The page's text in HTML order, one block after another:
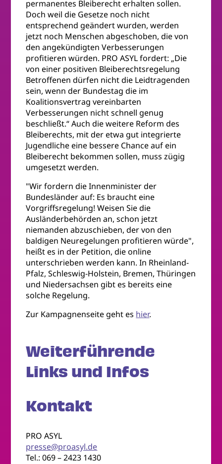
permanentes Bleiberecht erhalten sollen.
Doch weil die Gesetze noch nicht
entsprechend geändert wurden, werden
jetzt noch Menschen abgeschoben, die von
den angekündigten Verbesserungen
profitieren würden. PRO ASYL fordert: „Die
von einer positiven Bleiberechtsregelung
Betroffenen dürfen nicht die Leidtragenden
sein, wenn der Bundestag die im
Koalitionsvertrag vereinbarten
Verbesserungen nicht schnell genug
beschließt.“ Auch die weitere Reform des
Bleiberechts, mit der etwa gut integrierte
Jugendliche eine bessere Chance auf ein
Bleiberecht bekommen sollen, muss zügig
umgesetzt werden.
"Wir fordern die Innenminister der
Bundesländer auf: Es braucht eine
Vorgriffsregelung! Weisen Sie die
Ausländerbehörden an, schon jetzt
niemanden abzuschieben, der von den
baldigen Neuregelungen profitieren würde",
heißt es in der Petition, die online
unterschrieben werden kann. In Rheinland-
Pfalz, Schleswig-Holstein, Bremen, Thüringen
und Niedersachsen gibt es bereits eine
solche Regelung.
Zur Kampagnenseite geht es hier.
Weiterführende
Links und Infos
Kontakt
PRO ASYL
presse@proasyl.de
Tel.: 069 – 2423 1430